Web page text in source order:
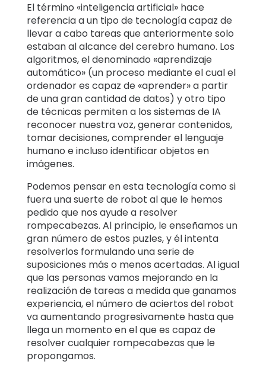
El término «inteligencia artificial» hace
referencia a un tipo de tecnología capaz de
llevar a cabo tareas que anteriormente solo
estaban al alcance del cerebro humano. Los
algoritmos, el denominado «aprendizaje
automático» (un proceso mediante el cual el
ordenador es capaz de «aprender» a partir
de una gran cantidad de datos) y otro tipo
de técnicas permiten a los sistemas de IA
reconocer nuestra voz, generar contenidos,
tomar decisiones, comprender el lenguaje
humano e incluso identificar objetos en
imágenes.
Podemos pensar en esta tecnología como si
fuera una suerte de robot al que le hemos
pedido que nos ayude a resolver
rompecabezas. Al principio, le enseñamos un
gran número de estos puzles, y él intenta
resolverlos formulando una serie de
suposiciones más o menos acertadas. Al igual
que las personas vamos mejorando en la
realización de tareas a medida que ganamos
experiencia, el número de aciertos del robot
va aumentando progresivamente hasta que
llega un momento en el que es capaz de
resolver cualquier rompecabezas que le
propongamos.